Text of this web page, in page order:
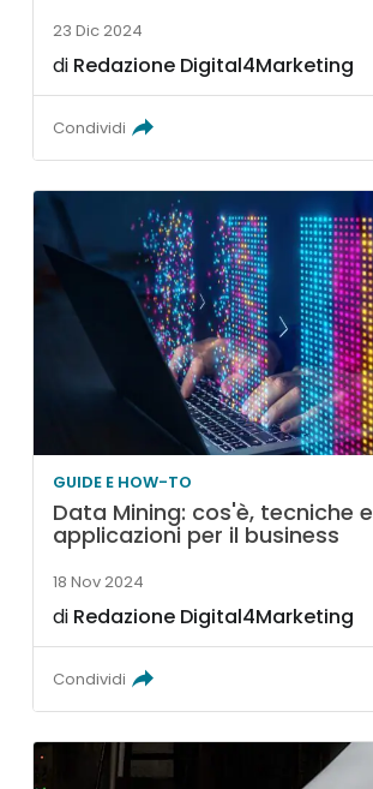
23 Dic 2024
di Redazione Digital4Marketing
Condividi
GUIDE E HOW-TO
Data Mining: cos'è, tecniche e
applicazioni per il business
18 Nov 2024
di Redazione Digital4Marketing
Condividi